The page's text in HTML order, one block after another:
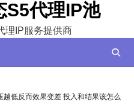
S5代理IP池
理IP服务提供商
越低反而效果变差 投入和结果该怎么